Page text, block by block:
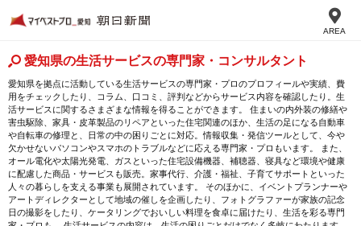
AREA
愛知県の生活サービスの専門家・コンサルタント
愛知県を拠点に活動している生活サービスの専門家・プロのプロフィールや実績、費
用をチェックしたり、コラム、口コミ、評判などからサービス内容を確認したり。生
活サービスに関するさまざまな情報を得ることができます。 住まいの内外装の修繕や
害虫駆除、家具・皮革製品のリペアといった住宅関連のほか、生活の足になる自動車
や自転車の修理と、日常の中の困りごとに対応。情報収集・発信ツールとして、今や
欠かせないパソコンやスマホのトラブルなどに応える専門家・プロもいます。 また、
オール電化や太陽光発電、ガスといった住宅設備機器、補聴器、寝具など環境や健康
に配慮した商品・サービスも販売。家事代行、介護・福祉、子育てサポートといった
人々の暮らしを支える事業も展開されています。 そのほかに、イベントプランナーや
アートディレクターとして地域の催しを企画したり、フォトグラファーが家族の記念
日の撮影をしたり、ケータリングでおいしい料理を食卓に届けたり、生活を彩る専門